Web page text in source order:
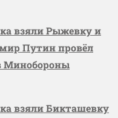
взяли Рыжевку и
Путин провёл
Минобороны
взяли Бикташевку